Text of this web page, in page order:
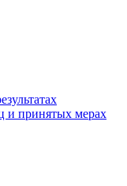
и принятых мерах